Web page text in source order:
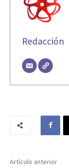
Redacción
Artículo anterior